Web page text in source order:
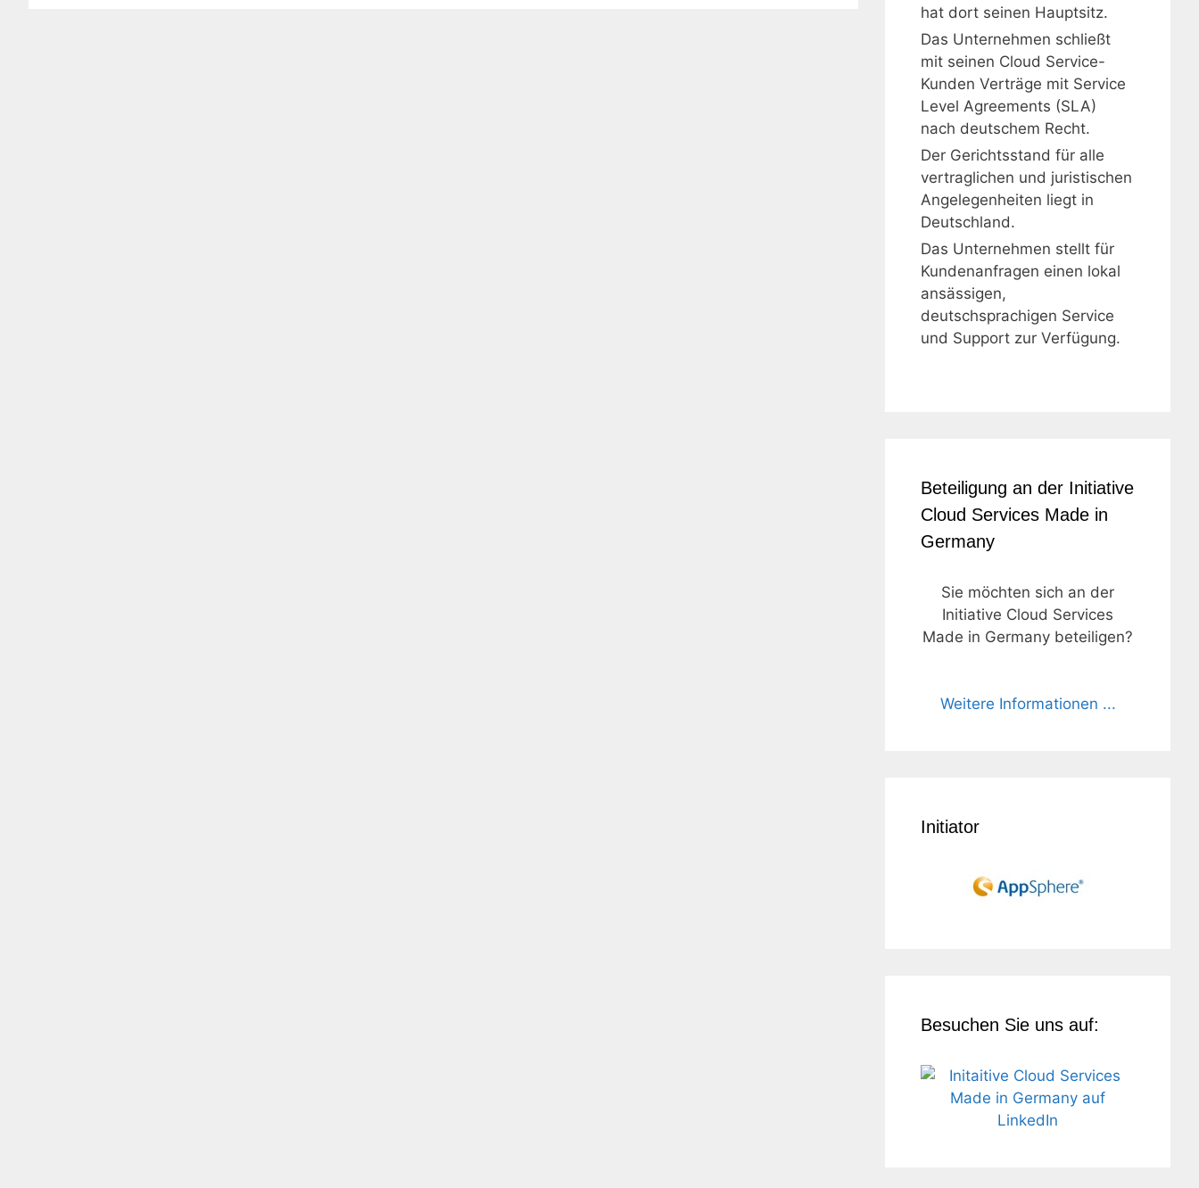
hat dort seinen Hauptsitz.
Das Unternehmen schließt
mit seinen Cloud Service-
Kunden Verträge mit Service
Level Agreements (SLA)
nach deutschem Recht.
Der Gerichtsstand für alle
vertraglichen und juristischen
Angelegenheiten liegt in
Deutschland.
Das Unternehmen stellt für
Kundenanfragen einen lokal
ansässigen,
deutschsprachigen Service
und Support zur Verfügung.
Beteiligung an der Initiative
Cloud Services Made in
Germany
Sie möchten sich an der
Initiative Cloud Services
Made in Germany beteiligen?
Weitere Informationen ...
Initiator
Besuchen Sie uns auf: